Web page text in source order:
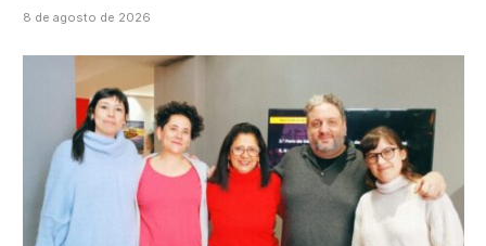
8 de agosto de 2026